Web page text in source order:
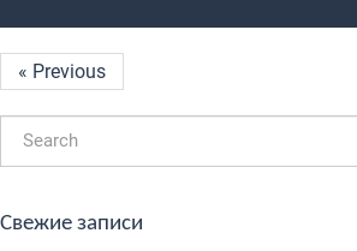
« Previous
Свежие записи